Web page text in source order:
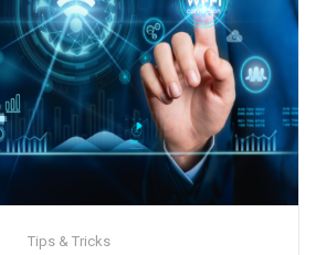
Tips & Tricks